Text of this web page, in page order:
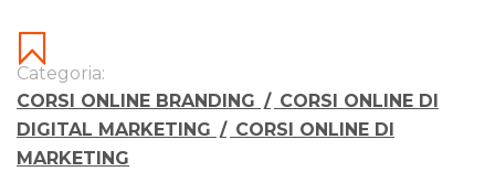
Categoria:
CORSI ONLINE BRANDING / CORSI ONLINE DI
DIGITAL MARKETING / CORSI ONLINE DI
MARKETING